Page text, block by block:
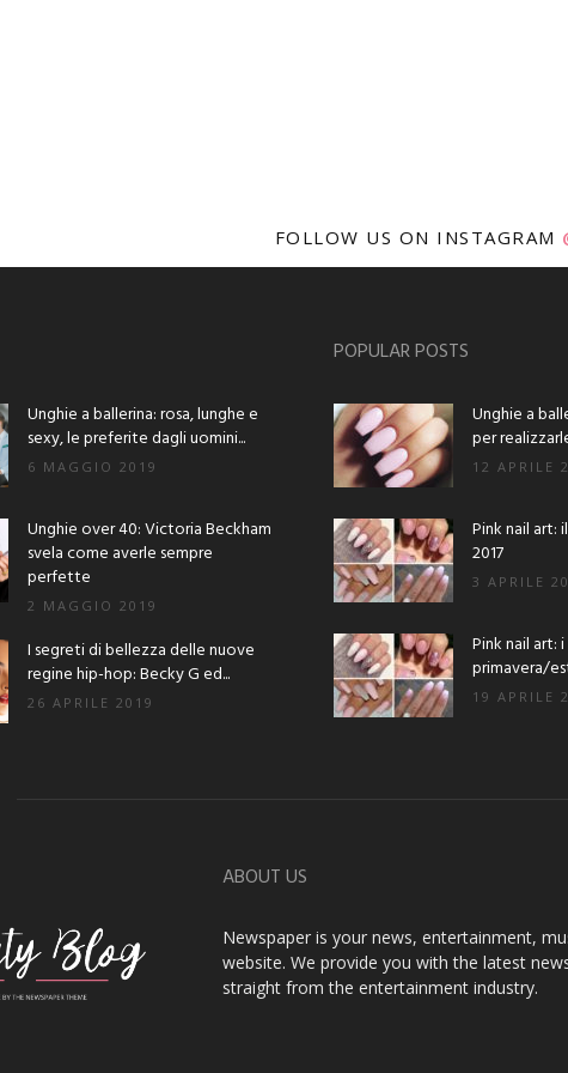
FOLLOW US ON INSTAGRAM
Unghie a ballerina: rosa, lunghe e
sexy, le preferite dagli uomini...
6 MAGGIO 2019
Unghie over 40: Victoria Beckham
svela come averle sempre
perfette
2 MAGGIO 2019
I segreti di bellezza delle nuove
regine hip-hop: Becky G ed...
26 APRILE 2019
POPULAR POSTS
Unghie a
per
12 APRILE
Pink nail art:
2017
3 APRILE
Pink nail art:
primavera/
19 APRILE
ABOUT US
Newspaper is your news, entertainment,
website. We provide you with the latest
straight from the entertainment industry.